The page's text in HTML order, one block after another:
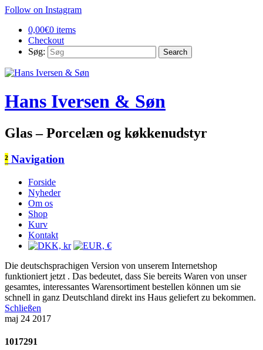
Follow on Instagram
0,00€0 items
Checkout
Søg:
Hans Iversen & Søn
Glas – Porcelæn og køkkenudstyr
² Navigation
Forside
Nyheder
Om os
Shop
Kurv
Kontakt
Die deutschsprachigen Version von unserem Internetshop
funktioniert jetzt . Das bedeutet, dass Sie bereits Waren von unser
gesamtes, interessantes Warensortiment bestellen können um sie
schnell in ganz Deutschland direkt ins Haus geliefert zu bekommen.
Schließen
maj 24 2017
1017291